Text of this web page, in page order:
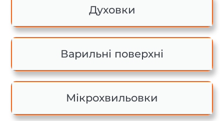
Духовки
Варильні поверхні
Мікрохвильовки